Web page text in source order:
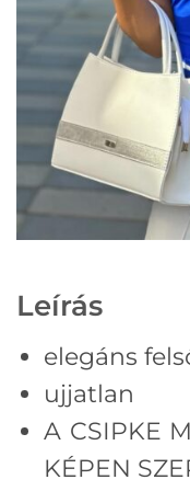
Leírás
elegáns
ujjatlan
A CSIPKE
KÉPEN